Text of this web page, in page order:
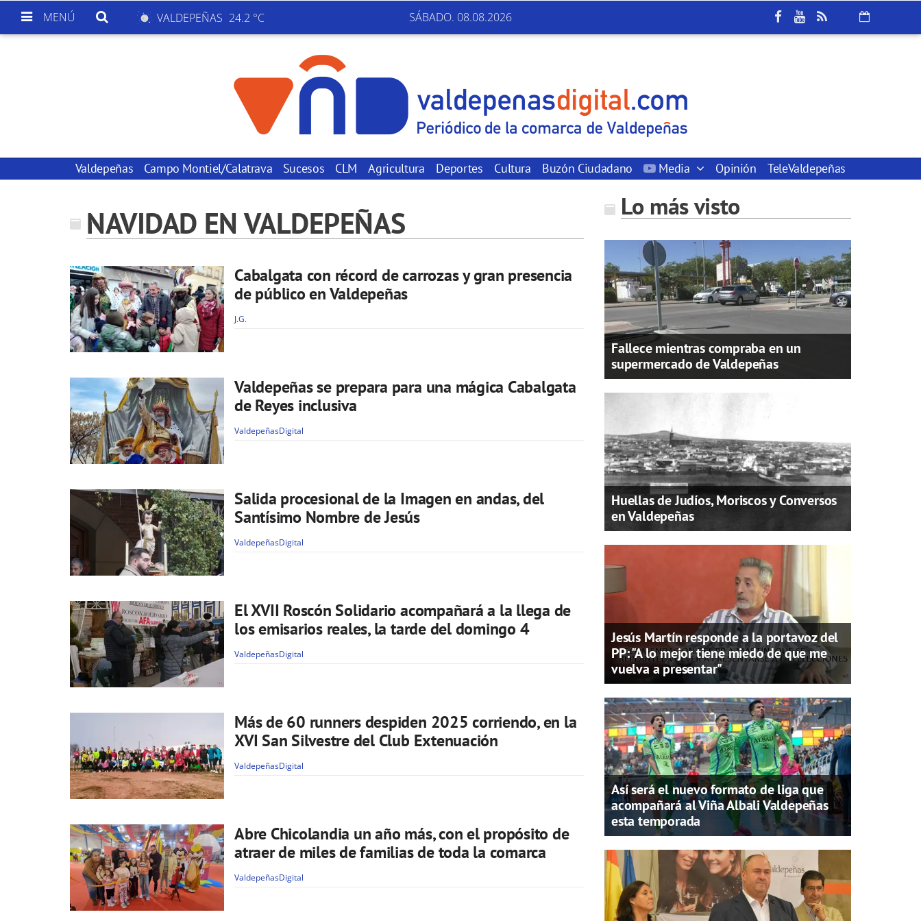
MENÚ VALDEPEÑAS 24.2 °C SÁBADO. 08.08.2026
Valdepeñas Campo Montiel/Calatrava Sucesos CLM Agricultura Deportes Cultura Buzón Ciudadano Media Opinión TeleValdepeñas
NAVIDAD EN VALDEPEÑAS
Cabalgata con récord de carrozas y gran presencia
de público en Valdepeñas
J.G.
Valdepeñas se prepara para una mágica Cabalgata
de Reyes inclusiva
ValdepeñasDigital
Salida procesional de la Imagen en andas, del
Santísimo Nombre de Jesús
ValdepeñasDigital
El XVII Roscón Solidario acompañará a la llega de
los emisarios reales, la tarde del domingo 4
ValdepeñasDigital
Más de 60 runners despiden 2025 corriendo, en la
XVI San Silvestre del Club Extenuación
ValdepeñasDigital
Abre Chicolandia un año más, con el propósito de
atraer de miles de familias de toda la comarca
ValdepeñasDigital
Lo más visto
Fallece mientras compraba en un
supermercado de Valdepeñas
Huellas de Judíos, Moriscos y Conversos
en Valdepeñas
Jesús Martín responde a la portavoz del
PP: "A lo mejor tiene miedo de que me
vuelva a presentar"
Así será el nuevo formato de liga que
acompañará al Viña Albali Valdepeñas
esta temporada